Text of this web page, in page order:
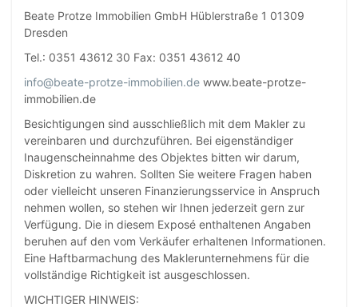
Beate Protze Immobilien GmbH Hüblerstraße 1 01309
Dresden
Tel.: 0351 43612 30 Fax: 0351 43612 40
info@beate-protze-immobilien.de www.beate-protze-
immobilien.de
Besichtigungen sind ausschließlich mit dem Makler zu
vereinbaren und durchzuführen. Bei eigenständiger
Inaugenscheinnahme des Objektes bitten wir darum,
Diskretion zu wahren. Sollten Sie weitere Fragen haben
oder vielleicht unseren Finanzierungsservice in Anspruch
nehmen wollen, so stehen wir Ihnen jederzeit gern zur
Verfügung. Die in diesem Exposé enthaltenen Angaben
beruhen auf den vom Verkäufer erhaltenen Informationen.
Eine Haftbarmachung des Maklerunternehmens für die
vollständige Richtigkeit ist ausgeschlossen.
WICHTIGER HINWEIS: